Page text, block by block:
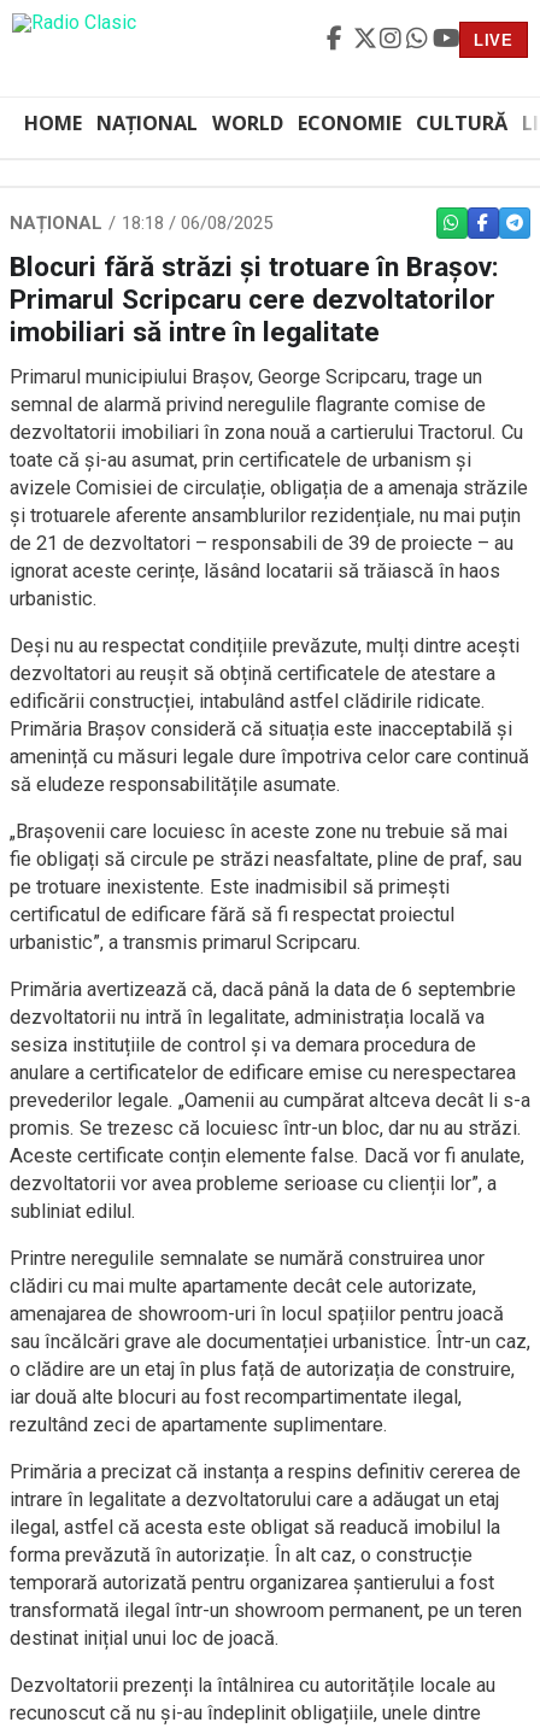
LIVE
HOME NAȚIONAL WORLD ECONOMIE CULTURĂ
NAȚIONAL 18:18 / 06/08/2025 WHATSAPP
Blocuri fără străzi și trotuare în Brașov:
Primarul Scripcaru cere dezvoltatorilor
imobiliari să intre în legalitate
Primarul municipiului Braşov, George Scripcaru, trage un
semnal de alarmă privind neregulile flagrante comise de
dezvoltatorii imobiliari în zona nouă a cartierului Tractorul. Cu
toate că și-au asumat, prin certificatele de urbanism și
avizele Comisiei de circulație, obligația de a amenaja străzile
și trotuarele aferente ansamblurilor rezidențiale, nu mai puțin
de 21 de dezvoltatori – responsabili de 39 de proiecte – au
ignorat aceste cerințe, lăsând locatarii să trăiască în haos
urbanistic.
Deși nu au respectat condițiile prevăzute, mulți dintre acești
dezvoltatori au reușit să obțină certificatele de atestare a
edificării construcției, intabulând astfel clădirile ridicate.
Primăria Brașov consideră că situația este inacceptabilă și
amenință cu măsuri legale dure împotriva celor care continuă
să eludeze responsabilitățile asumate.
„Brașovenii care locuiesc în aceste zone nu trebuie să mai
fie obligați să circule pe străzi neasfaltate, pline de praf, sau
pe trotuare inexistente. Este inadmisibil să primești
certificatul de edificare fără să fi respectat proiectul
urbanistic”, a transmis primarul Scripcaru.
Primăria avertizează că, dacă până la data de 6 septembrie
dezvoltatorii nu intră în legalitate, administrația locală va
sesiza instituțiile de control și va demara procedura de
anulare a certificatelor de edificare emise cu nerespectarea
prevederilor legale. „Oamenii au cumpărat altceva decât li s-a
promis. Se trezesc că locuiesc într-un bloc, dar nu au străzi.
Aceste certificate conțin elemente false. Dacă vor fi anulate,
dezvoltatorii vor avea probleme serioase cu clienții lor”, a
subliniat edilul.
Printre neregulile semnalate se numără construirea unor
clădiri cu mai multe apartamente decât cele autorizate,
amenajarea de showroom-uri în locul spațiilor pentru joacă
sau încălcări grave ale documentației urbanistice. Într-un caz,
o clădire are un etaj în plus față de autorizația de construire,
iar două alte blocuri au fost recompartimentate ilegal,
rezultând zeci de apartamente suplimentare.
Primăria a precizat că instanța a respins definitiv cererea de
intrare în legalitate a dezvoltatorului care a adăugat un etaj
ilegal, astfel că acesta este obligat să readucă imobilul la
forma prevăzută în autorizație. În alt caz, o construcție
temporară autorizată pentru organizarea șantierului a fost
transformată ilegal într-un showroom permanent, pe un teren
destinat inițial unui loc de joacă.
Dezvoltatorii prezenți la întâlnirea cu autoritățile locale au
recunoscut că nu și-au îndeplinit obligațiile, unele dintre